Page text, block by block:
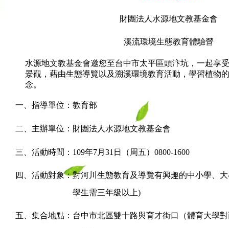
財團法人水源地文教基金會
溪流環境生態教育體驗營
水源地文教基金會邀您至台中市太平區頭汴坑，一起享
景觀，藉由生態導覽以及溯溪環境教育活動，學習植物
念。
一、指導單位：教育部
二、主辦單位：財團法人水源地文教基金會
三、活動時間： 109年7月 31 日（周五） 0800-1600
四、活動對象：對河川生態教育及導覽有興趣的中小學、
學生需三年級以上)
五、集合地點：台中市北區雙十路與育才街口（體育大學